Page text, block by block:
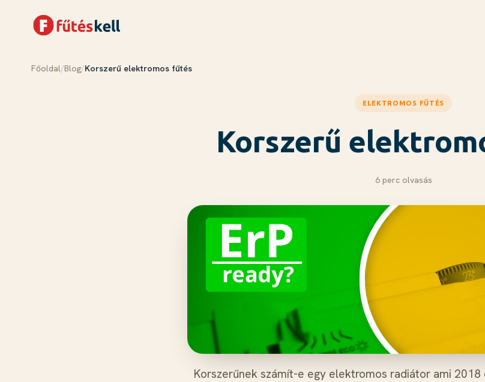
Menü
Kosár
Főoldal/Blog/Korszerű elektromos fűtés
ELEKTROMOS FŰTÉS
Korszerű
6 perc olvasás
Korszerűnek számít-e egy elektromos radiátor ami